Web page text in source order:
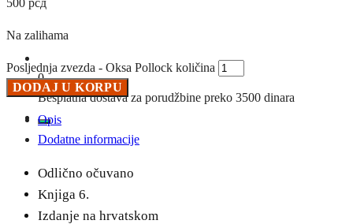
0
Besplatna dostava za porudžbine preko 3500 dinara
Na zalihama
Posljednja zvezda - Oksa Pollock količina
DODAJ U KORPU
Opis
Dodatne informacije
Odlično očuvano
Knjiga 6.
Izdanje na hrvatskom